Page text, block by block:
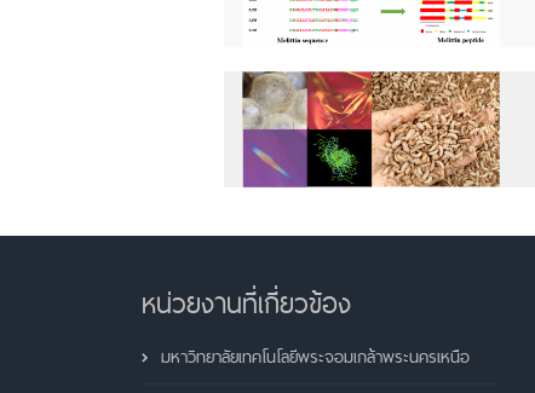
หน่วยงานที่เกี่ยวข้อง
มหาวิทยาลัยเทคโนโลยีพระจอมเกล้าพระนครเหนือ